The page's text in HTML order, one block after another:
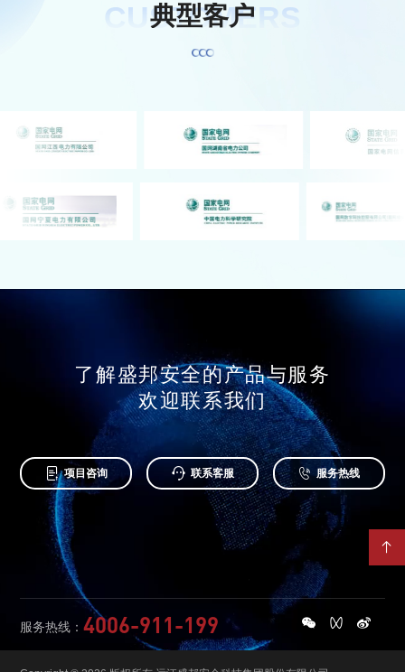
CUSTOMERS
典型客户

了解盛邦安全的产品与服务
欢迎联系我们
 项目咨询  联系客服  服务热线
服务热线：4006-911-199